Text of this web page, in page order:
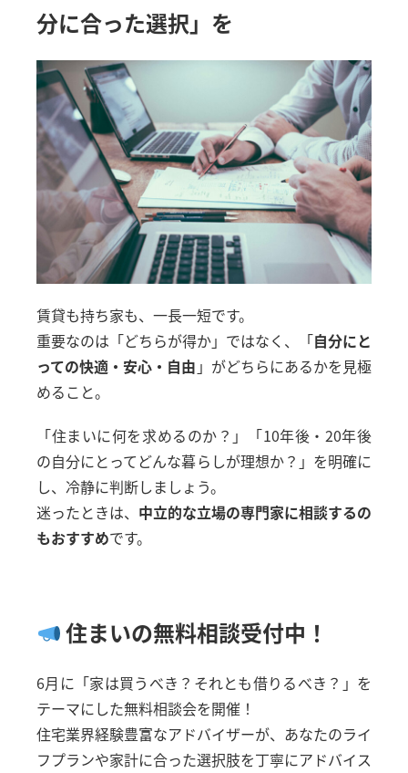
分に合った選択」を
賃貸も持ち家も、一長一短です。
重要なのは「どちらが得か」ではなく、「自分にと
っての快適・安心・自由 」がどちらにあるかを見極
めること。
「住まいに何を求めるのか？」「10年後・20年後
の自分にとってどんな暮らしが理想か？」を明確に
し、冷静に判断しましょう。
迷ったときは、 中立的な立場の専門家に相談するの
もおすすめです。
住まいの無料相談受付中！
6月に「家は買うべき？それとも借りるべき？」を
テーマにした無料相談会を開催！
住宅業界経験豊富なアドバイザーが、あなたのライ
フプランや家計に合った選択肢を丁寧にアドバイス